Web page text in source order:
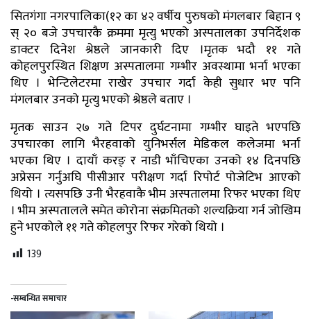
सितगंगा नगरपालिका(१२ का ४२ वर्षीय पुरुषको मंगलबार बिहान ९
स् २० बजे उपचारकै क्रममा मृत्यु भएको अस्पतालका उपनिर्देशक
डाक्टर दिनेश श्रेष्ठले जानकारी दिए ।मृतक भदौ ११ गते
कोहलपुरस्थित शिक्षण अस्पतालमा गम्भीर अवस्थामा भर्ना भएका
थिए । भेन्टिलेटरमा राखेर उपचार गर्दा केही सुधार भए पनि
मंगलबार उनको मृत्यु भएको श्रेष्ठले बताए ।
मृतक साउन २७ गते टिपर दुर्घटनामा गम्भीर घाइते भएपछि
उपचारका लागि भैरहवाको युनिभर्सल मेडिकल कलेजमा भर्ना
भएका थिए । दायाँ करङ् र नाडी भाँचिएका उनको १४ दिनपछि
अप्रेसन गर्नुअघि पीसीआर परीक्षण गर्दा रिपोर्ट पोजेटिभ आएको
थियो । त्यसपछि उनी भैरहवाकै भीम अस्पतालमा रिफर भएका थिए
। भीम अस्पतालले समेत कोरोना संक्रमितको शल्यक्रिया गर्न जोखिम
हुने भएकोले ११ गते कोहलपुर रिफर गरेको थियो ।
139
-सम्बन्धित समाचार